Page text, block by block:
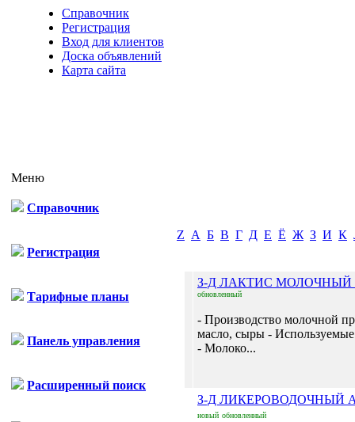
Справочник
Регистрация
Вход для клиентов
Доска объявлений
Карта сайта
Меню
Справочник
Регистрация
Тарифные планы
Панель управления
Расширенный поиск
Z А Б В Г Д Е Ё Ж З И К
З-Д ЛАКТИС МОЛОЧНЫЙ
обновленный
- Производство молочной
масло, сыры -
- Молоко...
З-Д ЛИКЕРОВОДОЧНЫЙ
новый обновленный